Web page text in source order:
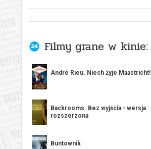
Filmy grane w kinie:
André Rieu. Niech żyje Maastricht!
Backrooms. Bez wyjścia - wersja
rozszerzona
Buntownik